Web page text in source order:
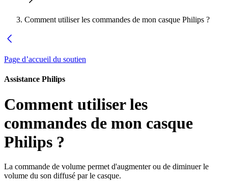
Comment utiliser les commandes de mon casque Philips ?
Page d’accueil du soutien
Assistance Philips
Comment utiliser les
commandes de mon casque
Philips ?
La commande de volume permet d'augmenter ou de diminuer le
volume du son diffusé par le casque.